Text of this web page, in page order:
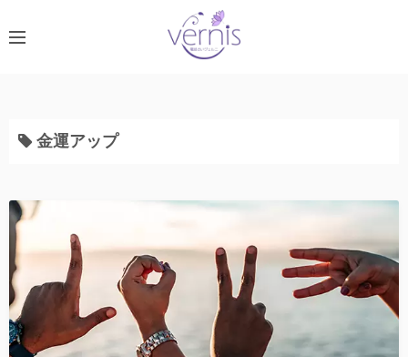
ン
ッ
金運アップ